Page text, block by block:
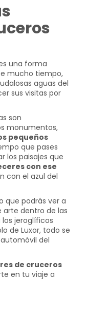
una forma
mucho tiempo,
aguas del
sus visitas por
son
monumentos,
pequeños
que pases
los paisajes que
con ese
con el azul del
que podrás ver a
arte dentro de las
los jeroglíficos
de Luxor, todo se
del
de cruceros
en tu viaje a